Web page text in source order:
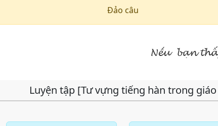
Đảo câu
Luyện tập [Tư vựng tiếng hàn trong